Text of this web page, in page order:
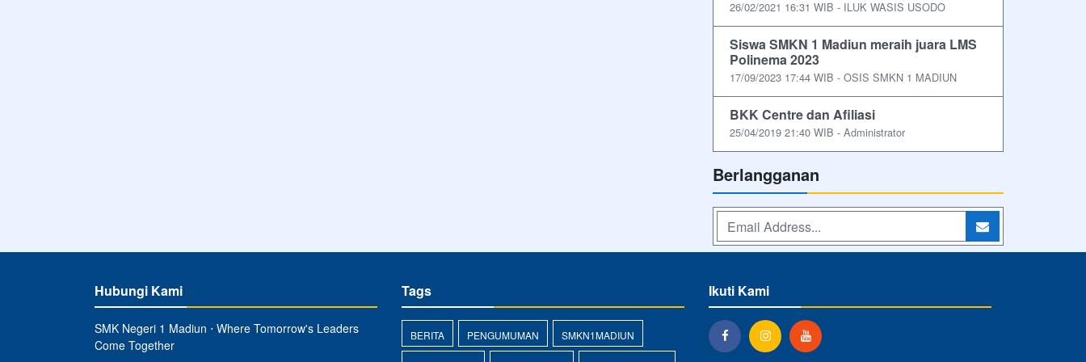
26/02/2021 16:31 WIB - ILUK WASIS USODO
Siswa SMKN 1 Madiun meraih juara LMS
Polinema 2023
17/09/2023 17:44 WIB - OSIS SMKN 1 MADIUN
BKK Centre dan Afiliasi
25/04/2019 21:40 WIB - Administrator
Berlangganan
Hubungi Kami
SMK Negeri 1 Madiun ⋅ Where Tomorrow's Leaders
Come Together
Tags
BERITA PENGUMUMAN SMKN1MADIUN
Ikuti Kami